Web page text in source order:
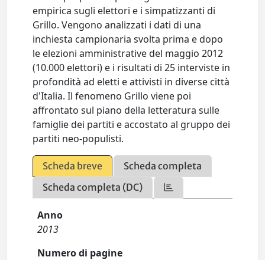
empirica sugli elettori e i simpatizzanti di
Grillo. Vengono analizzati i dati di una
inchiesta campionaria svolta prima e dopo
le elezioni amministrative del maggio 2012
(10.000 elettori) e i risultati di 25 interviste in
profondità ad eletti e attivisti in diverse città
d'Italia. Il fenomeno Grillo viene poi
affrontato sul piano della letteratura sulle
famiglie dei partiti e accostato al gruppo dei
partiti neo-populisti.
Scheda breve
Scheda completa
Scheda completa (DC)
Anno
2013
Numero di pagine